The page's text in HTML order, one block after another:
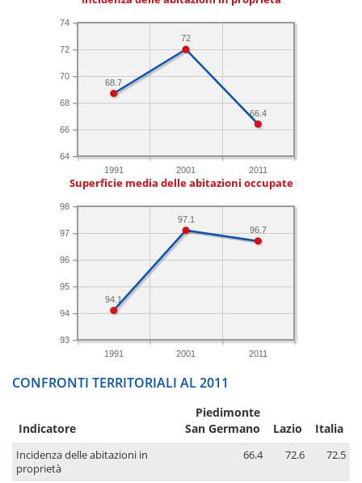
1991 2001 2011
64
66
68
70
72
74
66.4
72
68.7
Superficie media delle abitazioni occupate
1991 2001 2011
93
94
95
96
97
98
96.7
97.1
94.1
CONFRONTI TERRITORIALI AL 2011
Indicatore
Piedimonte
San Germano
Lazio Italia
Incidenza delle abitazioni in
proprietà
66.4 72.6 72.5